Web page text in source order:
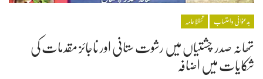
بدعنوانی و احتساب تحفظِ عامہ
تھانہ صدر چشتیاں میں رشوت ستانی اور ناجائز مقدمات کی
شکایات میں اضافہ